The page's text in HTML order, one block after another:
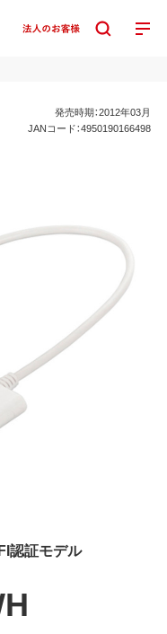
発売時期：2012年03月
JANコード：4950190166498
認証モデル